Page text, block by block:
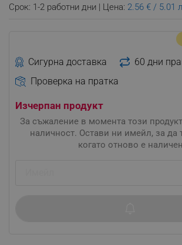
Срок: 1-2 работни дни | Цена: 2.56 € / 5.01
Сигурна доставка
60 дни
Проверка на пратка
Изчерпан продукт
За съжаление в момента този
наличност. Остави ни имейл, за да
когато отново е